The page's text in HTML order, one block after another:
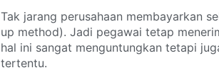
Tak jarang perusahaan membayarkan
up method). Jadi pegawai tetap
hal ini sangat menguntungkan tetapi
tertentu.